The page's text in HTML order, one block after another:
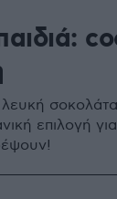
επιλογή